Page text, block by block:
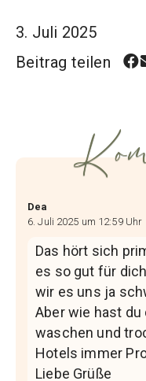
3. Juli 2025
Beitrag teilen
Dea
6. Juli 2025 um 12:59 Uhr
Das hört sich
es so gut für
wir es uns ja
Aber wie hast du
waschen und
Hotels immer
Liebe Grüße